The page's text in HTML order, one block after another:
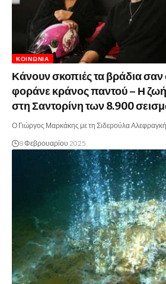
ΚΟΙΝΩΝΊΑ
Κάνουν σκοπιές τα βράδια σαν
φοράνε κράνος παντού – Η ζωή
στη Σαντορίνη των 8.900
Ο Γιώργος Μαρκάκης με τη Σιδερούλα
8 Φεβρουαρίου 2025